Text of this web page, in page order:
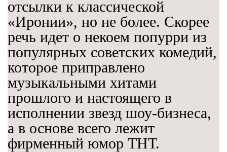
отсылки к классической
«Иронии», но не более. Скорее
речь идет о некоем попурри из
популярных советских комедий,
которое приправлено
музыкальными хитами
прошлого и настоящего в
исполнении звезд шоу-бизнеса,
а в основе всего лежит
фирменный юмор ТНТ.